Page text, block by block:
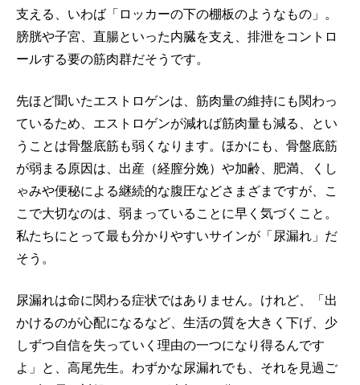
支える、いわば「ロッカーの下の棚板のようなもの」。
膀胱や子宮、直腸といった内臓を支え、排泄をコントロ
ールする要の筋肉群だそうです。
先ほど聞いたエストロゲンは、筋肉量の維持にも関わっ
ているため、エストロゲンが減れば筋肉量も減る、とい
うことは骨盤底筋も弱くなります。ほかにも、骨盤底筋
が弱まる原因は、出産（経膣分娩）や加齢、肥満、くし
ゃみや便秘による継続的な腹圧などさまざまですが、こ
こで大切なのは、弱まっていることに早く気づくこと。
私たちにとって最も分かりやすいサインが「尿漏れ」だ
そう。
尿漏れは命に関わる症状ではありません。けれど、「出
かけるのが心配になるなど、生活の質を大きく下げ、少
しずつ自信を失っていく理由の一つになり得るんです
よ」と、高尾先生。わずかな尿漏れでも、それを見過ご